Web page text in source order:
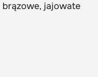
jajowate